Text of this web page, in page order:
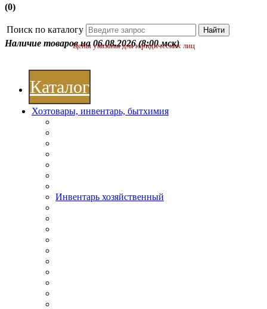
(0)
Поиск по каталогу
Наличие товаров на 06.08.2026 (8:00 мск)
Цены указаны для юридических лиц
Каталог
Хозтовары, инвентарь, бытхимия
Инвентарь хозяйственный